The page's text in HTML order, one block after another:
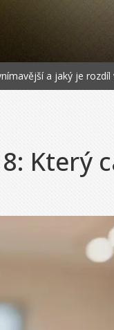
a jaký je rozdíl
8: